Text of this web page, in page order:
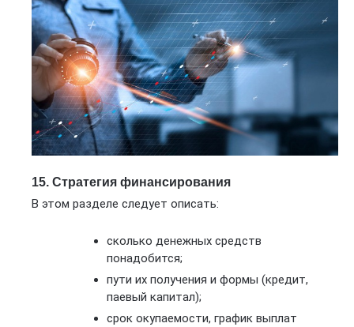
15. Стратегия финансирования
В этом разделе следует описать:
сколько денежных средств
понадобится;
пути их получения и формы (кредит,
паевый капитал);
срок окупаемости, график выплат